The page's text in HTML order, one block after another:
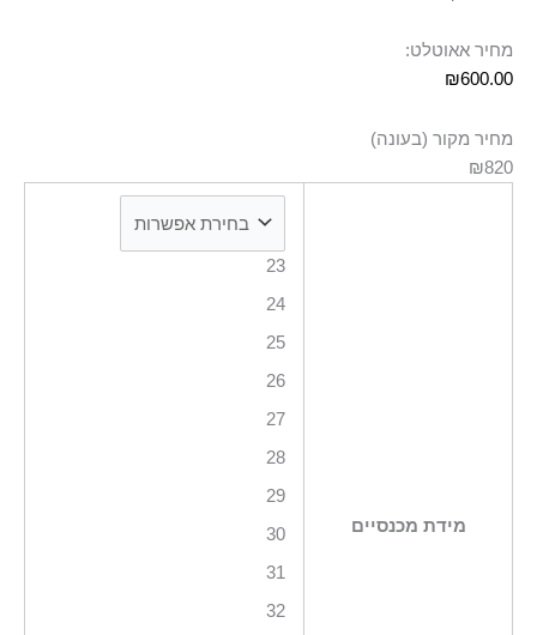
מחיר אאוטלט:
₪600.00
מחיר מקור (בעונה)
₪820
מידת מכנסיים
23
24
25
26
27
28
29
30
31
32